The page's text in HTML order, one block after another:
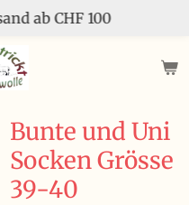
ab CHF 100
Bunte und Uni
Socken Grösse
39-40